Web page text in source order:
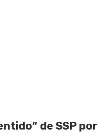
de SSP por